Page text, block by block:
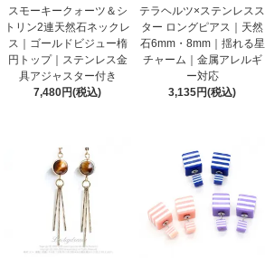
スモーキークォーツ＆シ
トリン2連天然石ネックレ
ス｜ゴールドビジュー楕
円トップ｜ステンレス金
具アジャスター付き
7,480円(税込)
テラヘルツ×ステンレスス
ター ロングピアス｜天然
石6mm・8mm｜揺れる星
チャーム｜金属アレルギ
ー対応
3,135円(税込)